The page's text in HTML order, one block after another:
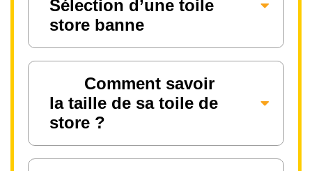
Sélection d’une toile
store banne
Comment savoir
la taille de sa toile de
store ?